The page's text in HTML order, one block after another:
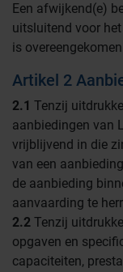
Een afwijkend(e)
uitsluitend voor
is
Artikel 2
2.1 Tenzij
aanbiedingen van
vrijblijvend in die
van een
de aanbieding
aanvaarding te
2.2 Tenzij
opgaven en
capaciteiten,